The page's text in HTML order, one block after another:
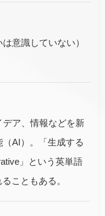
意識していない）
ア、情報などを新
AI）。「生成する
」という英単語
こともある。